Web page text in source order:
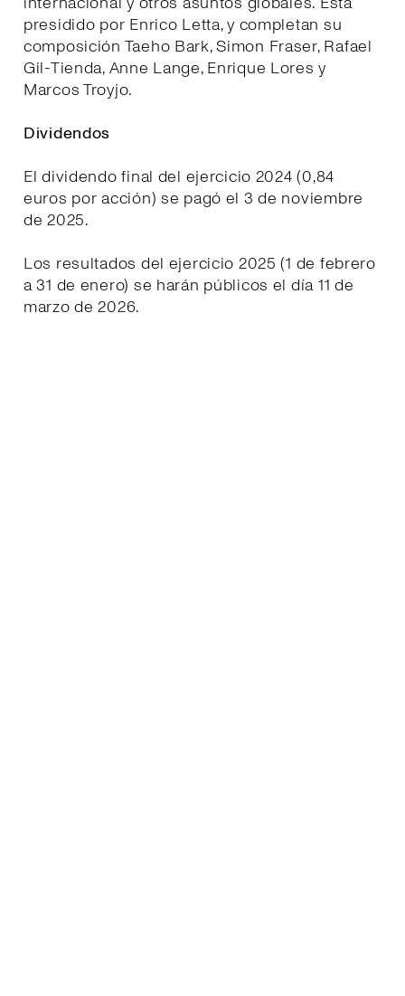
presidido por Enrico Letta, y completan su
composición Taeho Bark, Simon Fraser, Rafael
Gil-Tienda, Anne Lange, Enrique Lores y
Marcos Troyjo.
Dividendos
El dividendo final del ejercicio 2024 (0,84
euros por acción) se pagó el 3 de noviembre
de 2025.
Los resultados del ejercicio 2025 (1 de febrero
a 31 de enero) se harán públicos el día 11 de
marzo de 2026.